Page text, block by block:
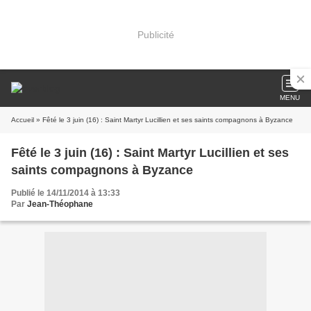
Publicité
MENU
Accueil » Fêté le 3 juin (16) : Saint Martyr Lucillien et ses saints compagnons à Byzance
Fêté le 3 juin (16) : Saint Martyr Lucillien et ses
saints compagnons à Byzance
Publié le 14/11/2014 à 13:33
Par Jean-Théophane